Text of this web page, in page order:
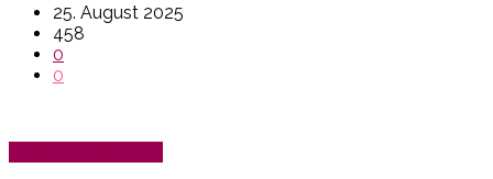
25. August 2025
458
0
0